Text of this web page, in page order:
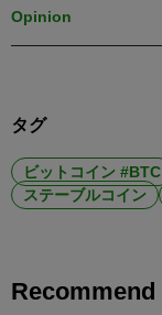
Opinion
タグ
ビットコイン #BTC
ステーブルコイン
Recommend